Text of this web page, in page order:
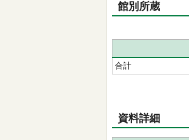
館別所蔵
合計
資料詳細